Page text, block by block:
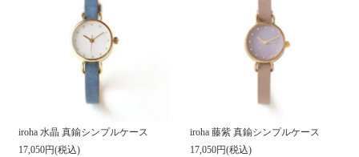
iroha 水晶 真鍮シンプルケース
17,050円(税込)
iroha 藤紫 真鍮シンプルケース
17,050円(税込)